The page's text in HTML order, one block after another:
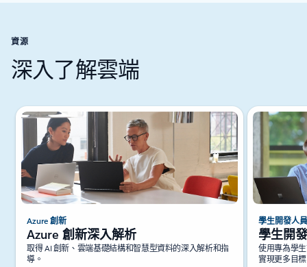
資源
深入了解雲端
Azure 創新
Azure 創新深入解析
取得 AI 創新、雲端基礎結構和智慧型資料的深入解析和指
導。
學生開發人員
學生開
使用專為學
實現更多目